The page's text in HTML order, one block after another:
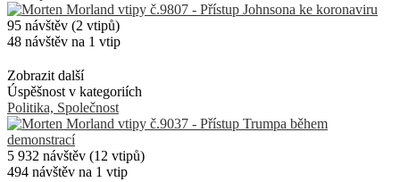
95 návštěv (2 vtipů)
48 návštěv na 1 vtip
Zobrazit další
Úspěšnost v kategoriích
Politika, Společnost
5 932 návštěv (12 vtipů)
494 návštěv na 1 vtip